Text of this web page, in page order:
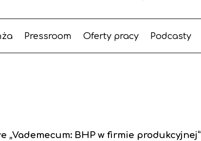
Pressroom Oferty pracy Podcasty
„Vademecum: BHP w firmie produkcyjnej”